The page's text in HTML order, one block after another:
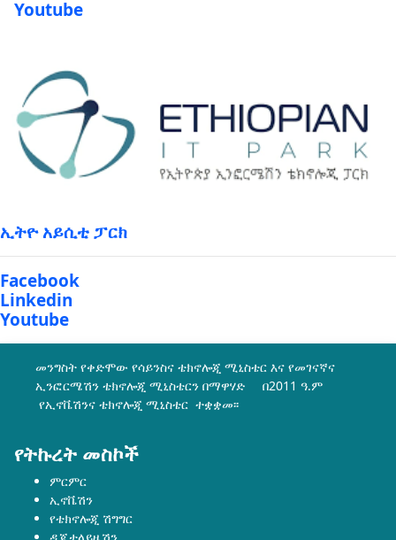
Youtube
ኢትዮ አይሲቲ ፓርክ
Facebook
Linkedin
Youtube
መንግስት የቀድሞው የሳይንስና ቴክኖሎጂ ሚኒስቴር እና የመገናኛና
ኢንፎርሜሽን ቴክኖሎጂ ሚኒስቴርን በማዋሃድ በ2011 ዓ.ም
የኢኖቬሽንና ቴክኖሎጂ ሚኒስቴር ተቋቋመ፡፡
የትኩረት መስኮች
ምርምር
ኢኖቬሽን
የቴክኖሎጂ ሽግግር